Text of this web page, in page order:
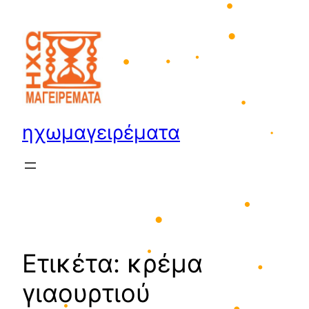
•
•
περιεχόμενο
ηχωμαγειρέματα
Ετικέτα: κρέμα
γιαουρτιού